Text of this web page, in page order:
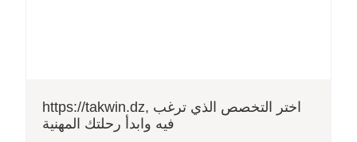
https://takwin.dz, اختر التخصص الذي ترغب
فيه وابدأ رحلتك المهنية